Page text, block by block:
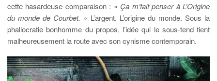
cette hasardeuse comparaison : « Ça m’fait penser à L’Origine
du monde de Courbet. » L’argent. L’origine du monde. Sous la
phallocratie bonhomme du propos, l’idée qui le sous-tend tient
malheureusement la route avec son cynisme contemporain.